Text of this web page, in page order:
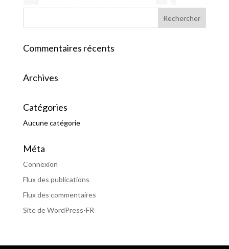
Commentaires récents
Archives
Catégories
Aucune catégorie
Méta
Connexion
Flux des publications
Flux des commentaires
Site de WordPress-FR